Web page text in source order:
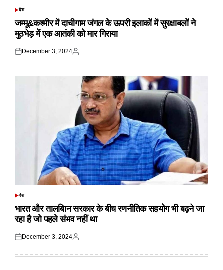
POSTED
देश
जम्मू&कश्मीर में दाचीगाम जंगल के ऊपरी इलाकों में सुरक्षाबलों ने
मुठभेड़ में एक आतंकी को मार गिराया
Posted
December 3, 2024
Posted
POSTED
देश
भारत और तालबिान सरकार के बीच रणनीतिक सहयोग भी बढ़ने जा
रहा है जो पहले संभव नहीं था
Posted
December 3, 2024
Posted